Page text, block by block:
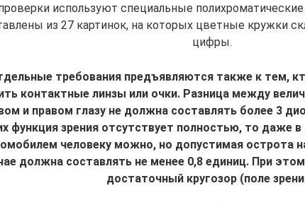
используют специальные
из 27 картинок, на которых цветные кружки
цифры.
требования предъявляются также к тем,
контактные линзы или очки. Разница между
и правом глазу не должна составлять более 3
функция зрения отсутствует полностью, то даже
человеку можно, но допустимая острота
должна составлять не менее 0,8 единиц. При
достаточный кругозор (поле